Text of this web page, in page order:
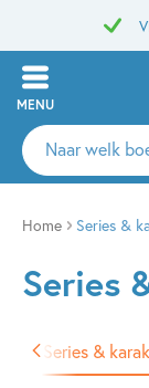
MENU
Zoeken
naar
auteurs
uitgevers
Home Series &
Series
Series &